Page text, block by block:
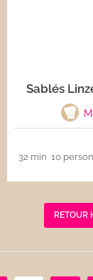
Sablés
32 min 10
RETOUR